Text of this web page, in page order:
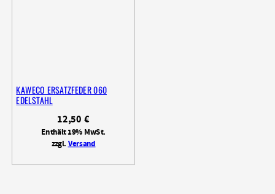
KAWECO ERSATZFEDER 060
EDELSTAHL
12,50€
Enthält 19% MwSt.
zzgl.Versand